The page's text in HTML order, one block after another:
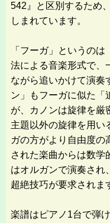
542』と区別するため
しまれています。
「フーガ」というの
法による音楽形式で、
ながら追いかけて演奏
ン」もフーガに似た「
が、カノンは旋律を厳
主題以外の旋律を用い
ガの方がより自由度の
された楽曲からは数学
はオルガンで演奏され
超絶技巧が要求されま
楽譜はピアノ1台で弾